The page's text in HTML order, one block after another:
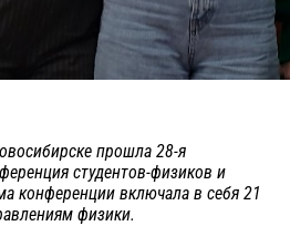
прошла 28-я
студентов-физиков и
конференции включала в себя 21
физики.